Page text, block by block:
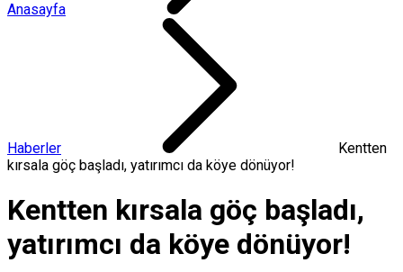
Anasayfa
Haberler
Kentten
kırsala göç başladı, yatırımcı da köye dönüyor!
Kentten kırsala göç başladı,
yatırımcı da köye dönüyor!